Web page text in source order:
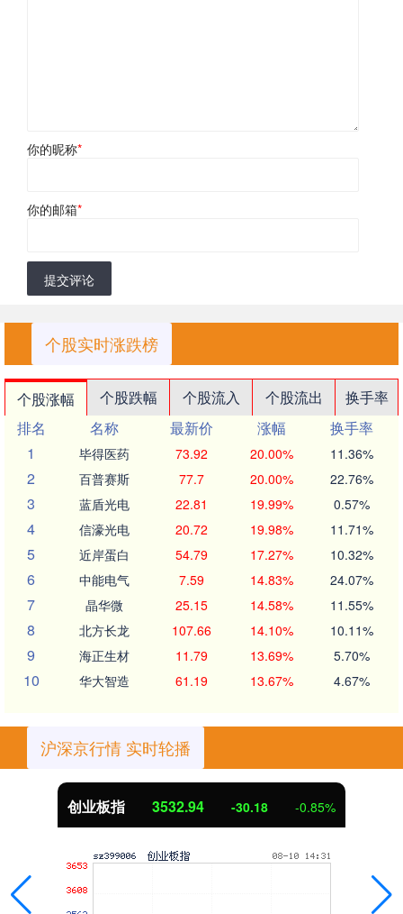
你的昵称*
你的邮箱*
提交评论
个股实时涨跌榜
个股涨幅 个股跌幅 个股流入 个股流出
换手率
排名
名称 最新价 涨幅
换手率
1
毕得医药 73.92 20.00% 11.36%
2 百普赛斯 77.7 20.00% 22.76%
3 蓝盾光电 22.81 19.99% 0.57%
4 信濠光电 20.72 19.98% 11.71%
5 近岸蛋白 54.79 17.27% 10.32%
6 中能电气 7.59 14.83% 24.07%
7 晶华微 25.15 14.58% 11.55%
8 北方长龙 107.66 14.10% 10.11%
9 海正生材 11.79 13.69% 5.70%
10 华大智造 61.19 13.67% 4.67%
沪深京行情 实时轮播
创业板指 3532.03 -31.09 -0.87%